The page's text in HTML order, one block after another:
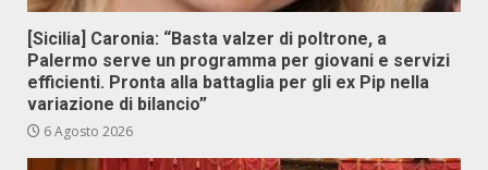
[Sicilia] Caronia: “Basta valzer di poltrone, a
Palermo serve un programma per giovani e servizi
efficienti. Pronta alla battaglia per gli ex Pip nella
variazione di bilancio”
6 Agosto 2026